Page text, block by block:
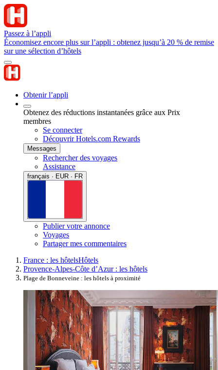
Passez à l’appli
Économisez encore plus sur l’appli : obtenez jusqu’à 20 % de remise
sur une sélection d’hôtels
Obtenir l’appli
Obtenez des réductions instantanées grâce aux Prix
membres
Se connecter
Découvrir Hotels.com Rewards
Messages
Rechercher des voyages
Assistance
français · EUR · FR
Publier votre annonce
Voyages
Partager mes commentaires
France : les hôtelsHôtels
Provence-Alpes-Côte d’Azur : les hôtels
Plage de Bonneveine : les hôtels à proximité